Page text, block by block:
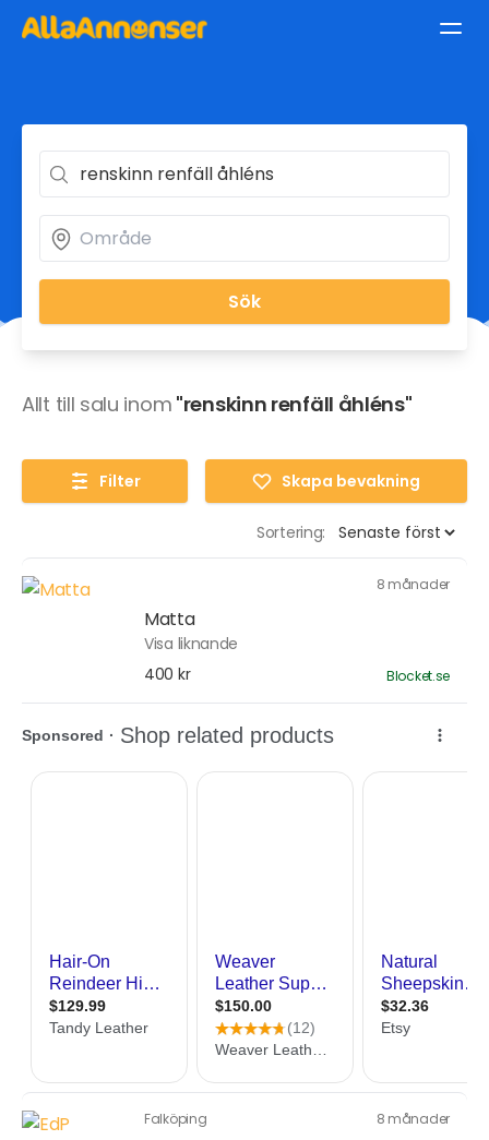
Sök
Allt till salu inom "renskinn renfäll åhléns"
Filter Skapa bevakning
Sortering:
8 månader
Matta
Visa liknande
400 kr
Blocket.se
Falköping 8 månader